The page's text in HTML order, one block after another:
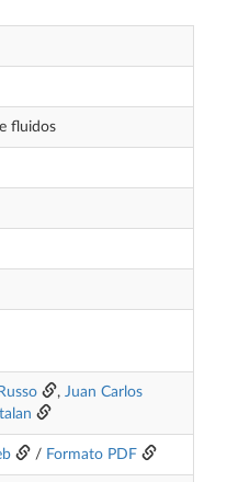
fluidos
, Juan Carlos
/ Formato PDF